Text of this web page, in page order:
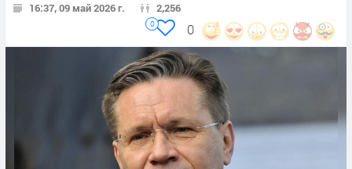
16:37, 09 май 2026 г. 2,256
0
0